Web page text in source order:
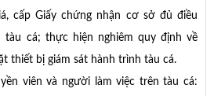
cấp Giấy chứng nhận cơ sở đủ điều
tàu cá; thực hiện nghiêm quy định về
thiết bị giám sát hành trình tàu cá.
viên và người làm việc trên tàu cá: